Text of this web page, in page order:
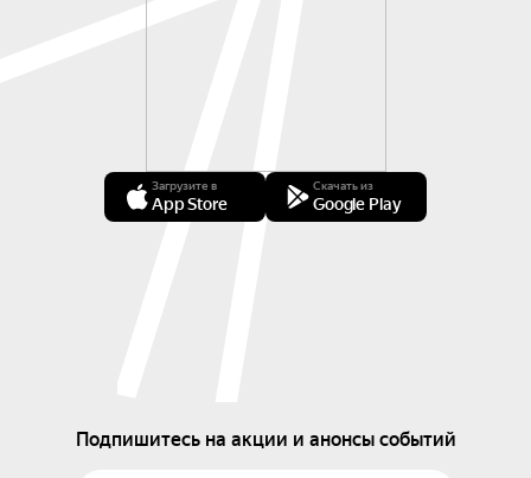
Загрузите в
App Store
Скачать из
Google Play
Подпишитесь на акции и анонсы событий